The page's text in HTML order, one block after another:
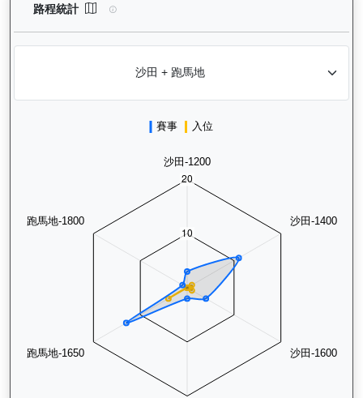
路程統計 威威父子（H419）— 路程統計分析：查看香港